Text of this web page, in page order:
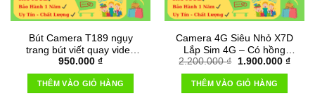
Bút Camera T189 ngụy
trang bút viết quay video
chất lượng 1080P
950.000 ₫
THÊM VÀO GIỎ HÀNG
Camera 4G Siêu Nhỏ X7D
Lắp Sim 4G – Có hồng
ngoại quay đêm
2.200.000₫
Giá
là:
2.200.000 ₫.
1.900.000 ₫Giá
THÊM VÀO GIỎ HÀNG